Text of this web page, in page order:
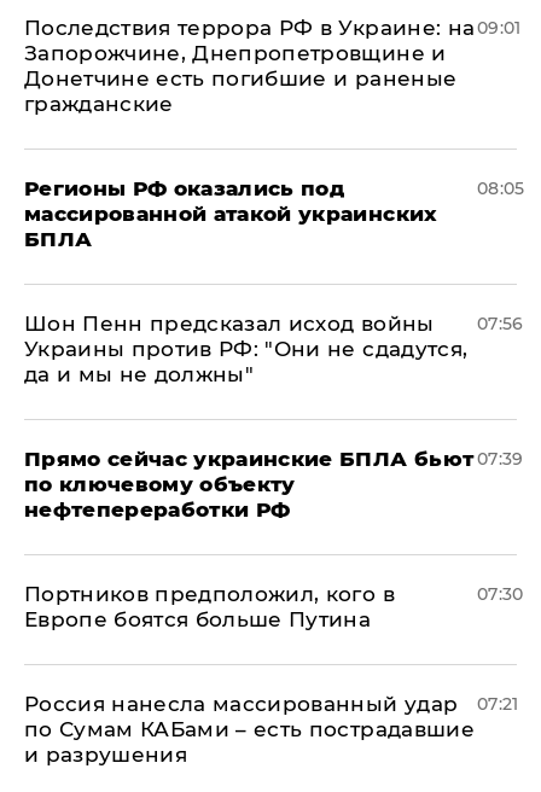
Последствия террора РФ в Украине: на
Запорожчине, Днепропетровщине и
Донетчине есть погибшие и раненые
гражданские
09:01
Регионы РФ оказались под
массированной атакой украинских
БПЛА
08:05
Шон Пенн предсказал исход войны
Украины против РФ: "Они не сдадутся,
да и мы не должны"
07:56
Прямо сейчас украинские БПЛА бьют
по ключевому объекту
нефтепереработки РФ
07:39
Портников предположил, кого в
Европе боятся больше Путина
07:30
Россия нанесла массированный удар
по Сумам КАБами – есть пострадавшие
и разрушения
07:21